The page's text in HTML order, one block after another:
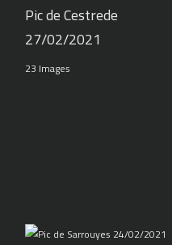
Pic de Cestrede
27/02/2021
23 Images